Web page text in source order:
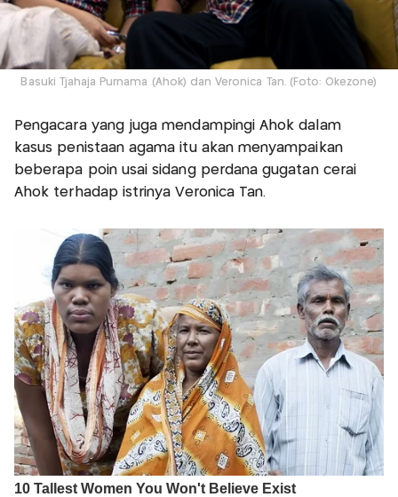
Basuki Tjahaja Purnama (Ahok) dan Veronica Tan. (Foto: Okezone)
Pengacara yang juga mendampingi Ahok dalam
kasus penistaan agama itu akan menyampaikan
beberapa poin usai sidang perdana gugatan cerai
Ahok terhadap istrinya Veronica Tan.